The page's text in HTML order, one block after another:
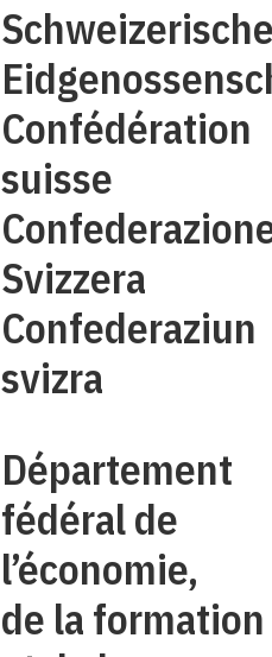
Schweizerische
Confédération
suisse
Svizzera
Confederaziun
svizra
Département
fédéral de
l’économie,
de la formation